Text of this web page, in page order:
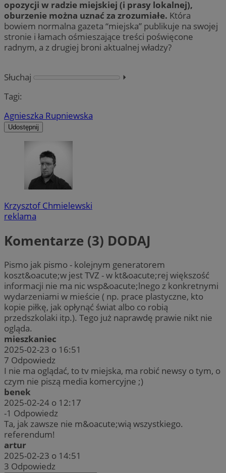
opozycji w radzie miejskiej (i prasy lokalnej),
oburzenie można uznać za zrozumiałe. Która
bowiem normalna gazeta “miejska” publikuje na swojej
stronie i łamach ośmieszające treści poświęcone
radnym, a z drugiej broni aktualnej władzy?
Słuchaj
⏵︎
Tagi:
Agnieszka Rupniewska
Udostępnij
Krzysztof Chmielewski
reklama
Komentarze (3) DODAJ
Pismo jak pismo - kolejnym generatorem
koszt&oacute;w jest TVZ - w kt&oacute;rej większość
informacji nie ma nic wsp&oacute;lnego z konkretnymi
wydarzeniami w mieście ( np. prace plastyczne, kto
kopie piłkę, jak opłynąć świat albo co robią
przedszkolaki itp.). Tego już naprawdę prawie nikt nie
ogląda.
mieszkaniec
2025-02-23 o 16:51
7 Odpowiedz
I nie ma oglądać, to tv miejska, ma robić newsy o tym, o
czym nie piszą media komercyjne ;)
benek
2025-02-24 o 12:17
-1 Odpowiedz
Ta, jak zawsze nie m&oacute;wią wszystkiego.
referendum!
artur
2025-02-23 o 14:51
3 Odpowiedz